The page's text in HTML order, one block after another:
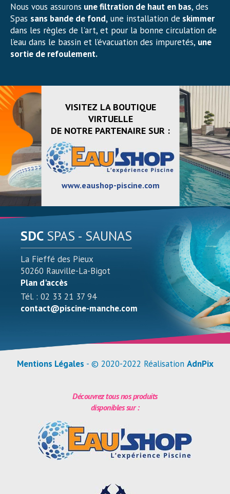
Nous vous assurons une filtration de haut en bas, des
Spas sans bande de fond, une installation de skimmer
dans les règles de l'art, et pour la bonne circulation de
l’eau dans le bassin et l’évacuation des impuretés, une
sortie de refoulement.
VISITEZ LA BOUTIQUE
VIRTUELLE
DE NOTRE PARTENAIRE SUR :
www.eaushop-piscine.com
SDC SPAS - SAUNAS
La Fieffé des Pieux
50260 Rauville-La-Bigot
Plan d'accès
Tél. : 02 33 21 37 94
contact@piscine-manche.com
Mentions Légales - © 2020-2022 Réalisation AdnPix
Découvrez tous nos produits
disponibles sur :